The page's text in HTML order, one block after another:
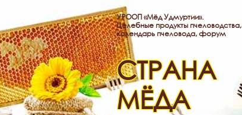
УРООП «Мёд Удмуртии».
Целебные продукты пчеловодства,
календарь пчеловода, форум
СТРАНА
МЁДА